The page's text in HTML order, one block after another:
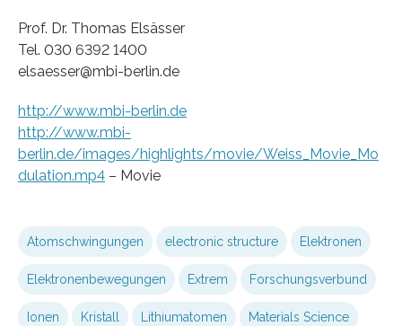
Prof. Dr. Thomas Elsässer
Tel. 030 6392 1400
elsaesser@mbi-berlin.de
http://www.mbi-berlin.de
http://www.mbi-
berlin.de/images/highlights/movie/Weiss_Movie_Mo
dulation.mp4 – Movie
Atomschwingungen electronic structure Elektronen
Elektronenbewegungen Extrem Forschungsverbund
Ionen Kristall Lithiumatomen Materials Science